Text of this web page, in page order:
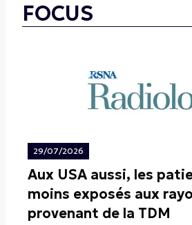
FOCUS
29/07/2026
Aux USA aussi, les
moins exposés aux
provenant de la TDM